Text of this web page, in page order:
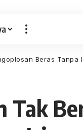
Beras Tanpa
Tak